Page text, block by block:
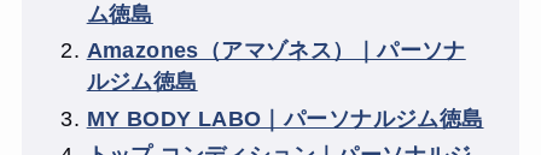
ム徳島
Amazones（アマゾネス）｜パーソナ
ルジム徳島
MY BODY LABO｜パーソナルジム徳島